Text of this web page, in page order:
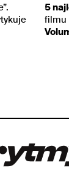
5
filmu